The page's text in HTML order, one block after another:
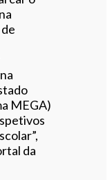
MEGA)
da